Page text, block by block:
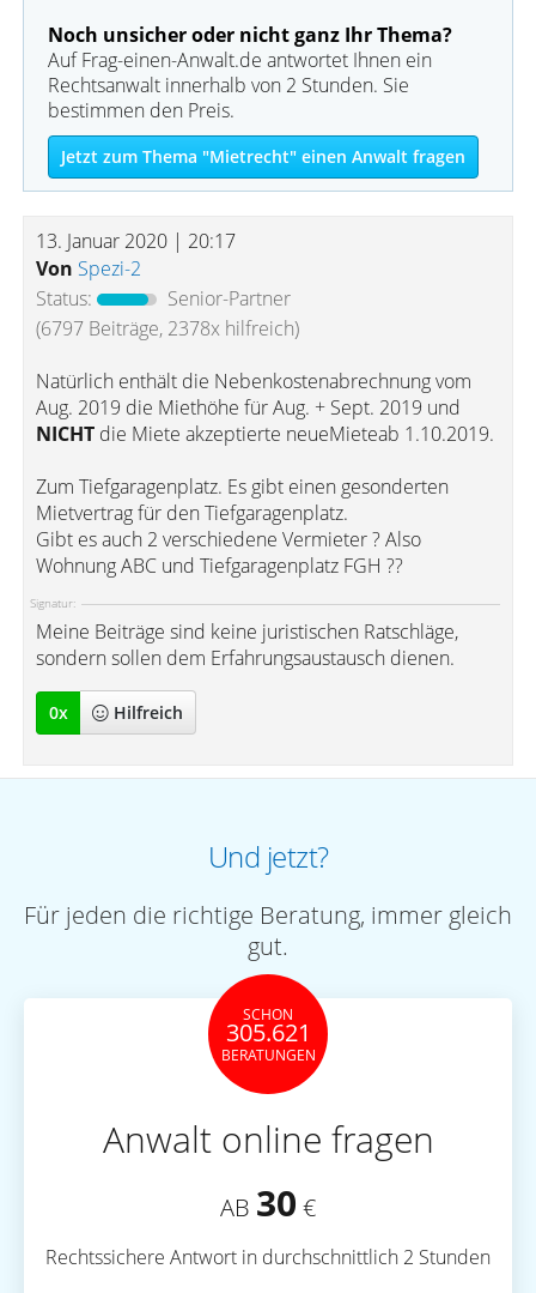
Noch unsicher oder nicht ganz Ihr Thema?
Auf Frag-einen-Anwalt.de antwortet Ihnen ein
Rechtsanwalt innerhalb von 2 Stunden. Sie
bestimmen den Preis.
Jetzt zum Thema "Mietrecht" einen Anwalt fragen
13. Januar 2020 | 20:17
Von Spezi-2
Status:
Senior-Partner
(6797 Beiträge, 2378x hilfreich)
Natürlich enthält die Nebenkostenabrechnung vom
Aug. 2019 die Miethöhe für Aug. + Sept. 2019 und
NICHTdie Miete akzeptierte neueMieteab 1.10.2019.
Zum Tiefgaragenplatz. Es gibt einen gesonderten
Mietvertrag für den Tiefgaragenplatz.
Gibt es auch 2 verschiedene Vermieter ? Also
Wohnung ABC und Tiefgaragenplatz FGH ??
Signatur:
Meine Beiträge sind keine juristischen Ratschläge,
sondern sollen dem Erfahrungsaustausch dienen.
0x Hilfreich
Und jetzt?
Für jeden die richtige Beratung, immer gleich
gut.
SCHON
305.621
BERATUNGEN
Anwalt online fragen
AB 30 €
Rechtssichere Antwort in durchschnittlich 2 Stunden